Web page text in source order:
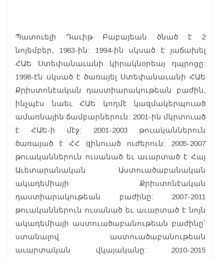
Պատուելի Դաւիթ Բաբայեան ծնած է 2
նոյեմբեր, 1983-ին: 1994-ին սկսած է յաճախել
ՀԱԵ Ստեփանաւանի կիրակնօրեայ դպրոցը:
1998-էն սկսած է ծառայել Ստեփանաւանի ՀԱԵ
Քրիստոնէական դաստիարակութեան բաժին,
ինչպէս նաեւ ՀԱԵ կողմէ կազմակերպուած
ամառնային ճամբարներուն: 2001-ին մկրտուած
է ՀԱԵ-ի մէջ: 2001-2003 թուականներուն
ծառայած է ՀՀ զինուած ուժերուն: 2005-2007
թուականներուն ուսանած եւ աւարտած է Հայ
Աւետարանական Աստուածաբանական
ակադեմիայի Քրիստոնէական
դաստիարակութեան բաժինը: 2007-2011
թուականներուն ուսանած եւ աւարտած է նոյն
ակադեմիայի աստուածաբանութեան բաժինը՝
ստանալով աստուածաբանութեան
աւարտական վկայականը: 2010-2015